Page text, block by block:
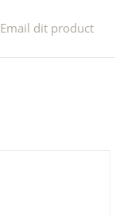
Email dit product